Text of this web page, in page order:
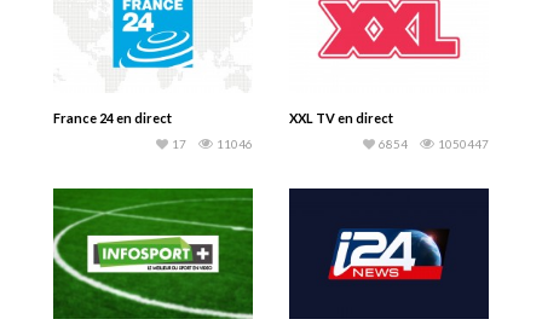
France 24 en direct
11046
17
XXL TV en direct
1050447
6854